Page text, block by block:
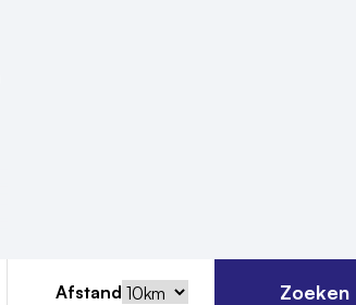
Afstand Zoeken